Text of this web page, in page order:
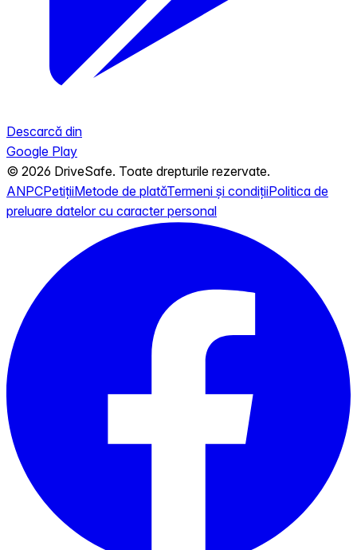
Descarcă din
Google Play
© 2026 DriveSafe. Toate drepturile rezervate.
ANPCPetițiiMetode de platăTermeni și condițiiPolitica de
preluare datelor cu caracter personal